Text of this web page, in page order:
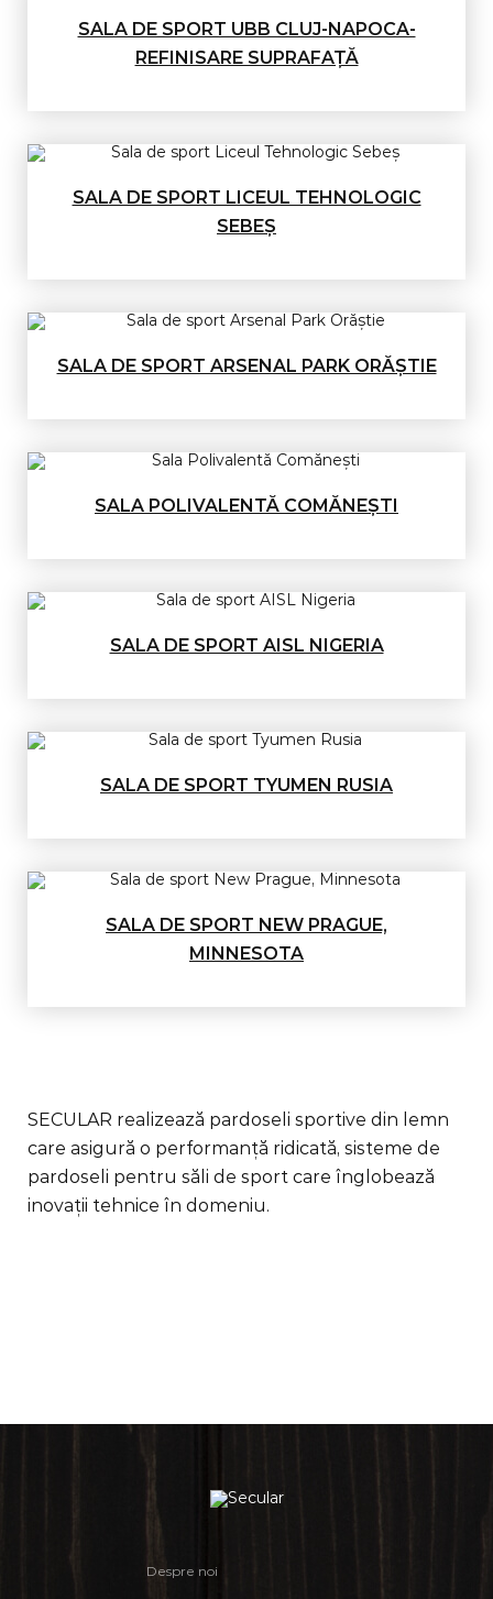
SALA DE SPORT UBB CLUJ-NAPOCA-
REFINISARE SUPRAFAȚĂ
SALA DE SPORT LICEUL TEHNOLOGIC
SEBEȘ
SALA DE SPORT ARSENAL PARK ORĂȘTIE
SALA POLIVALENTĂ COMĂNEȘTI
SALA DE SPORT AISL NIGERIA
SALA DE SPORT TYUMEN RUSIA
SALA DE SPORT NEW PRAGUE,
MINNESOTA
SECULAR realizează pardoseli sportive din lemn
care asigură o performanţă ridicată, sisteme de
pardoseli pentru săli de sport care înglobează
inovaţii tehnice în domeniu.
Despre noi